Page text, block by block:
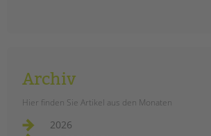
KONTAKT
Datenschutz
Hinweisgebersystem
Archiv
Hier finden Sie Artikel aus den Monaten
2026